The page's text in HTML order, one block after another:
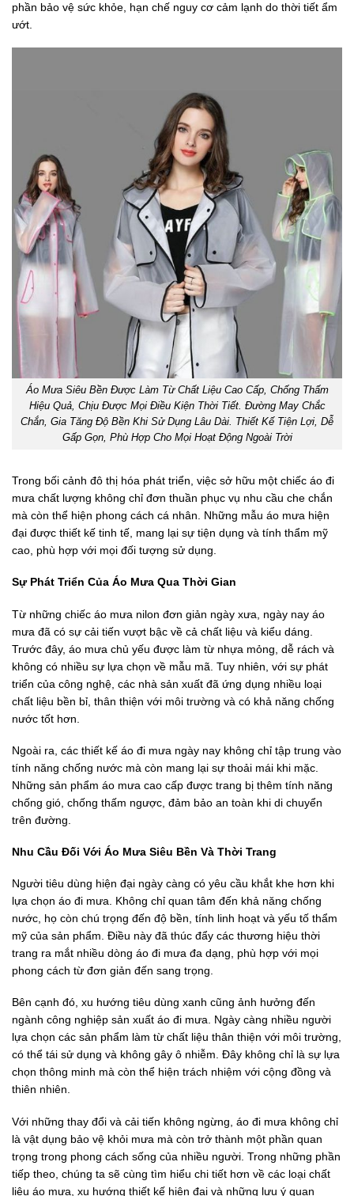
phần bảo vệ sức khỏe, hạn chế nguy cơ cảm lạnh do thời tiết ẩm
ướt.
Áo Mưa Siêu Bền Được Làm Từ Chất Liệu Cao Cấp, Chống Thấm
Hiệu Quả, Chịu Được Mọi Điều Kiện Thời Tiết. Đường May Chắc
Chắn, Gia Tăng Độ Bền Khi Sử Dụng Lâu Dài. Thiết Kế Tiện Lợi, Dễ
Gấp Gọn, Phù Hợp Cho Mọi Hoạt Động Ngoài Trời
Trong bối cảnh đô thị hóa phát triển, việc sở hữu một chiếc áo đi
mưa chất lượng không chỉ đơn thuần phục vụ nhu cầu che chắn
mà còn thể hiện phong cách cá nhân. Những mẫu áo mưa hiện
đại được thiết kế tinh tế, mang lại sự tiện dụng và tính thẩm mỹ
cao, phù hợp với mọi đối tượng sử dụng.
Sự Phát Triển Của Áo Mưa Qua Thời Gian
Từ những chiếc áo mưa nilon đơn giản ngày xưa, ngày nay áo
mưa đã có sự cải tiến vượt bậc về cả chất liệu và kiểu dáng.
Trước đây, áo mưa chủ yếu được làm từ nhựa mỏng, dễ rách và
không có nhiều sự lựa chọn về mẫu mã. Tuy nhiên, với sự phát
triển của công nghệ, các nhà sản xuất đã ứng dụng nhiều loại
chất liệu bền bỉ, thân thiện với môi trường và có khả năng chống
nước tốt hơn.
Ngoài ra, các thiết kế áo đi mưa ngày nay không chỉ tập trung vào
tính năng chống nước mà còn mang lại sự thoải mái khi mặc.
Những sản phẩm áo mưa cao cấp được trang bị thêm tính năng
chống gió, chống thấm ngược, đảm bảo an toàn khi di chuyển
trên đường.
Nhu Cầu Đối Với Áo Mưa Siêu Bền Và Thời Trang
Người tiêu dùng hiện đại ngày càng có yêu cầu khắt khe hơn khi
lựa chọn áo đi mưa. Không chỉ quan tâm đến khả năng chống
nước, họ còn chú trọng đến độ bền, tính linh hoạt và yếu tố thẩm
mỹ của sản phẩm. Điều này đã thúc đẩy các thương hiệu thời
trang ra mắt nhiều dòng áo đi mưa đa dạng, phù hợp với mọi
phong cách từ đơn giản đến sang trọng.
Bên cạnh đó, xu hướng tiêu dùng xanh cũng ảnh hưởng đến
ngành công nghiệp sản xuất áo đi mưa. Ngày càng nhiều người
lựa chọn các sản phẩm làm từ chất liệu thân thiện với môi trường,
có thể tái sử dụng và không gây ô nhiễm. Đây không chỉ là sự lựa
chọn thông minh mà còn thể hiện trách nhiệm với cộng đồng và
thiên nhiên.
Với những thay đổi và cải tiến không ngừng, áo đi mưa không chỉ
là vật dụng bảo vệ khỏi mưa mà còn trở thành một phần quan
trọng trong phong cách sống của nhiều người. Trong những phần
tiếp theo, chúng ta sẽ cùng tìm hiểu chi tiết hơn về các loại chất
liệu áo mưa, xu hướng thiết kế hiện đại và những lưu ý quan